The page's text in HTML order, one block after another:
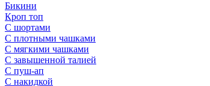
Бикини
Кроп топ
С шортами
С плотными чашками
С мягкими чашками
С завышенной талией
С пуш-ап
С накидкой